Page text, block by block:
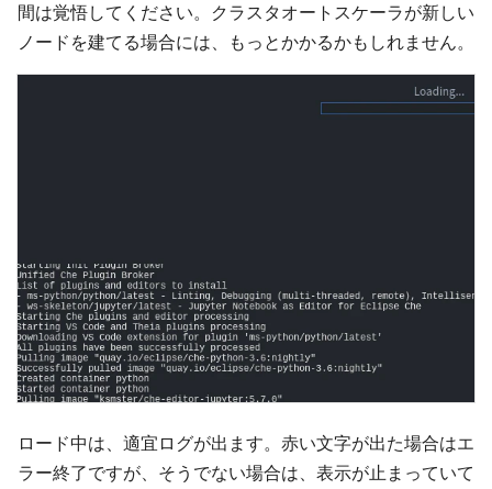
間は覚悟してください。クラスタオートスケーラが新しい
ノードを建てる場合には、もっとかかるかもしれません。
ロード中は、適宜ログが出ます。赤い文字が出た場合はエ
ラー終了ですが、そうでない場合は、表示が止まっていて